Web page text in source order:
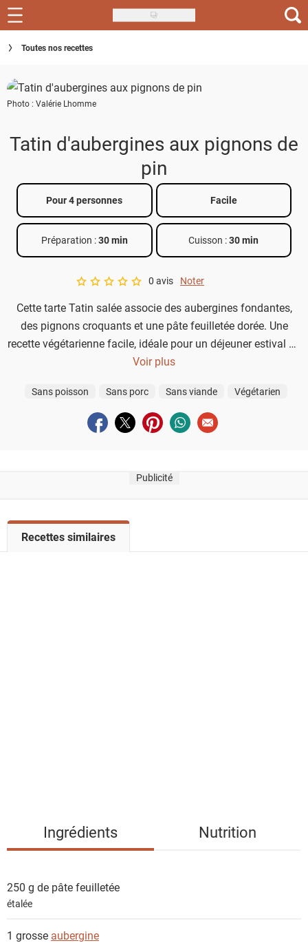
Skip
to
main
Recettes
Inspirations
Conseils
Menu de la semaine
Téléchargez l'app Saveurs Recettes
Index des recettes
Guide d'achat
Toutes nos recettes
Photo : Valérie Lhomme
Tatin d'aubergines aux pignons de
pin
Pour 4 personnes Facile
Préparation :30 min Cuisson :30 min
A star rating of 0 out of 5.
0 avis Noter
Cette tarte Tatin salée associe des aubergines fondantes,
des pignons croquants et une pâte feuilletée dorée. Une
recette végétarienne facile, idéale pour un déjeuner estival ou
une entrée gourmande.
Voir plus
Sans poisson Sans porc Sans viande Végétarien
Partager sur facebook
Partager sur twitter
Partager sur pinterest
Partager sur whatsapp
Envoyer à un ami
Publicité
o
i
e
n
Recettes similaires
Ingrédients Nutrition
250 g de pâte feuilletée
étalée
1 grosse aubergine